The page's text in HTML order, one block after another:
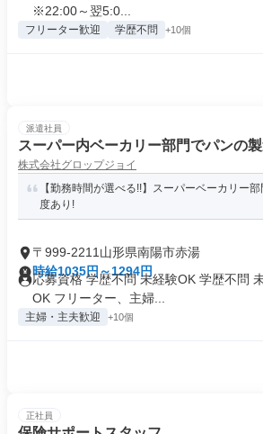
※22:00～翌5:0...
フリーター歓迎 学歴不問 +10個
派遣社員
スーパー内ベーカリー部門でパンの
株式会社グロップジョイ
【勤務時間が選べる!!】スーパーベーカリー
度あり!
〒999-2211山形県南陽市赤湯
時給1035円～1294円
応募資格 学歴不問 未経験OK 学歴不問
OK フリーター、主婦...
主婦・主夫歓迎 +10個
正社員